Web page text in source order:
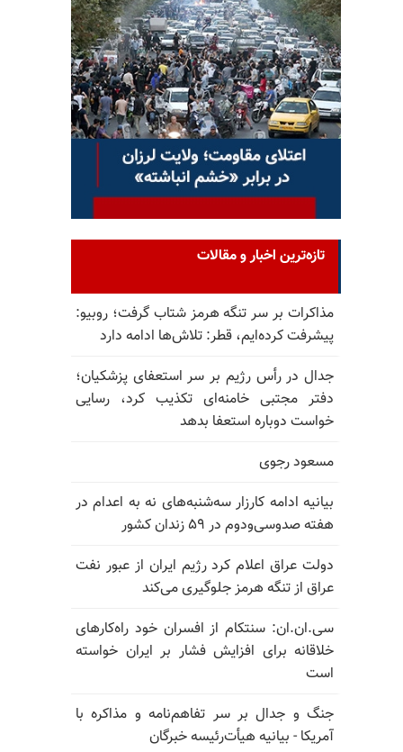
تازه‌ترین اخبار و مقالات
مذاکرات بر سر تنگه هرمز شتاب گرفت؛ روبیو:
پیشرفت کرده‌ایم، قطر: تلاش‌ها ادامه دارد
جدال در رأس رژیم بر سر استعفای پزشکیان؛
دفتر مجتبی خامنه‌ای تکذیب کرد، رسایی
خواست دوباره استعفا بدهد
مسعود رجوی
بیانیه ادامه کارزار سه‌شنبه‌های نه به اعدام در
هفته صدوسی‌و‌دوم در ۵۹ زندان کشور
دولت عراق اعلام کرد رژیم ایران از عبور نفت
عراق از تنگه هرمز جلوگیری می‌کند
سی.ان.ان: سنتکام از افسران خود راه‌کارهای
خلاقانه برای افزایش فشار بر ایران خواسته
است
جنگ و جدال بر سر تفاهم‌نامه و مذاکره با
آمریکا - بیانیه هیأت‌رئیسه خبرگان